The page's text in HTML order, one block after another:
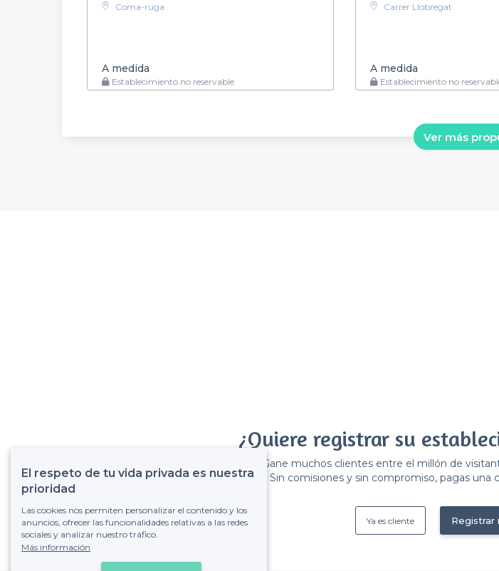
Coma-ruga
A medida
Establecimiento no reservable
Carrer Llobregat
A medida
Establecimiento no
Ver más
¿Quiere registrar su
Gane muchos clientes entre el millón de
Sin comisiones y sin compromiso, pagas una
Registrar
Ya es cliente
El respeto de tu vida privada es nuestra
prioridad
Las cookies nos permiten personalizar el contenido y los
anuncios, ofrecer las funcionalidades relativas a las redes
sociales y analizar nuestro tráfico.
Más información